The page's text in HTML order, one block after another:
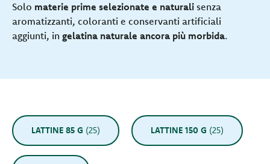
Solo materie prime selezionate e naturali senza
aromatizzanti, coloranti e conservanti artificiali
aggiunti, in gelatina naturale ancora più morbida.
LATTINE 85 G (25) LATTINE 150 G (25)